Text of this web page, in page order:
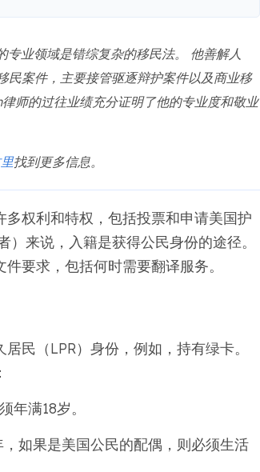
专业领域是错综复杂的移民法。 他善解人
民案件，主要接管驱逐辩护案件以及商业移
师的过往业绩充分证明了他的专业度和敬业
找到更多信息。
权利和特权，包括投票和申请美国护
）来说，入籍是获得公民身份的途径。
要求，包括何时需要翻译服务。
民（LPR）身份，例如，持有绿卡。
年满18岁。
如果是美国公民的配偶，则必须生活